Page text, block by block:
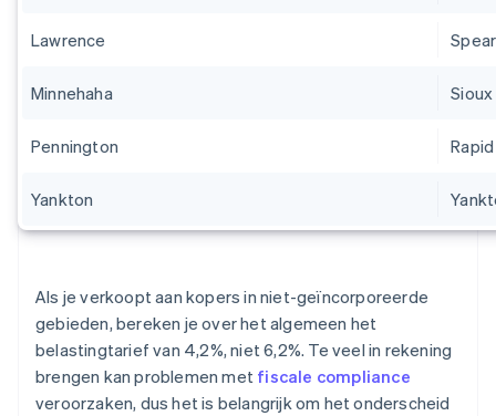
Lawrence
Minnehaha Sioux
Pennington
Yankton
Als je verkoopt aan kopers in niet-geïncorporeerde
gebieden, bereken je over het algemeen het
belastingtarief van 4,2%, niet 6,2%. Te veel in rekening
brengen kan problemen met fiscale compliance
veroorzaken, dus het is belangrijk om het onderscheid